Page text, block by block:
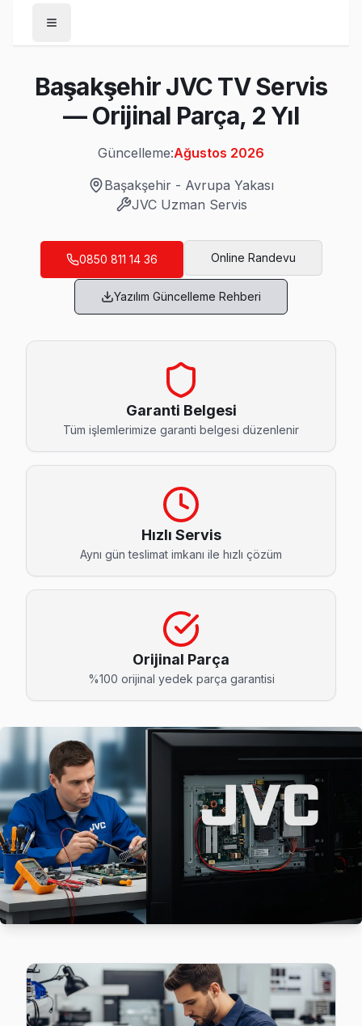
/Başakşehir
JVC
Son Güncelleme:Ağustos 2026
Başakşehir'da Mahalle Mahalle JVC TV
Altınşehir JVC Servis
Altınşehir mahallesi JVC TV teknisyeniniz ortalama 90
Bahçeşehir 1. Kısım JVC Servis
JVC TV Bahçeşehir 1. Kısım'de internet bağlantısı
Bahçeşehir 1. Kısım JVC Açılmıyor Arıza →
Bahçeşehir 2. Kısım JVC Servis
JVC Servis Merkezi →
Başak JVC Servis
Başak'de JVC TV ekranında çizgi, donma ya da ses
Başakşehir JVC Servis
Başakşehir sakinleri JVC TV arızaları için sık bizi tercih
Başakşehir JVC Anakart Tamiri →
Güvercintepe JVC Servis
Başakşehir'da Güvercintepe mahallesi JVC TV servisi için
JVC Servis Merkezi →
Kayabaşı JVC Servis
Kayabaşı'deki JVC TV sahiplerinin yüzde sekseni tamir
Kayabaşı JVC Açılmıyor Arıza →
Kayaşehir JVC Servis
Kayaşehir sakinleri JVC TV arızaları için sık bizi tercih
Başakşehir TV Servis Merkezi →
Şahintepe semtindeki JVC TV sorunları için kapıya kadar
JVC Servis Merkezi →
Başakşehir JVC TV Servis
— Orijinal Parça, 2 Yıl
Güncelleme:Ağustos 2026
Başakşehir - Avrupa Yakası
JVCUzman Servis
0850 811 14 36 Online Randevu
Yazılım Güncelleme Rehberi
Garanti Belgesi
Tüm işlemlerimize garanti belgesi düzenlenir
Hızlı Servis
Aynı gün teslimat imkanı ile hızlı çözüm
Orijinal Parça
%100 orijinal yedek parça garantisi